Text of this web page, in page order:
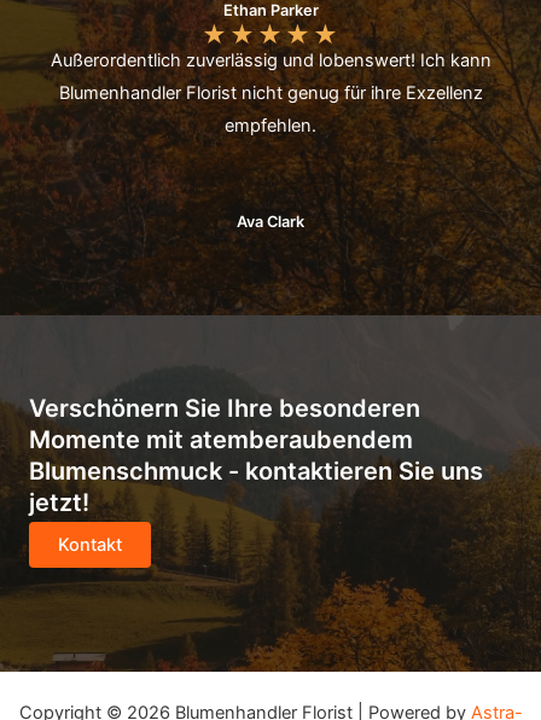
Ethan Parker
★★★★★
Außerordentlich zuverlässig und lobenswert! Ich kann
Blumenhandler Florist nicht genug für ihre Exzellenz
empfehlen.
Ava Clark
Verschönern Sie Ihre besonderen
Momente mit atemberaubendem
Blumenschmuck - kontaktieren Sie uns
jetzt!
Kontakt
Copyright © 2026 Blumenhandler Florist | Powered by Astra-